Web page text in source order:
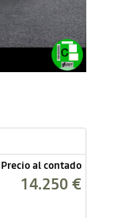
Precio al contado
14.250 €